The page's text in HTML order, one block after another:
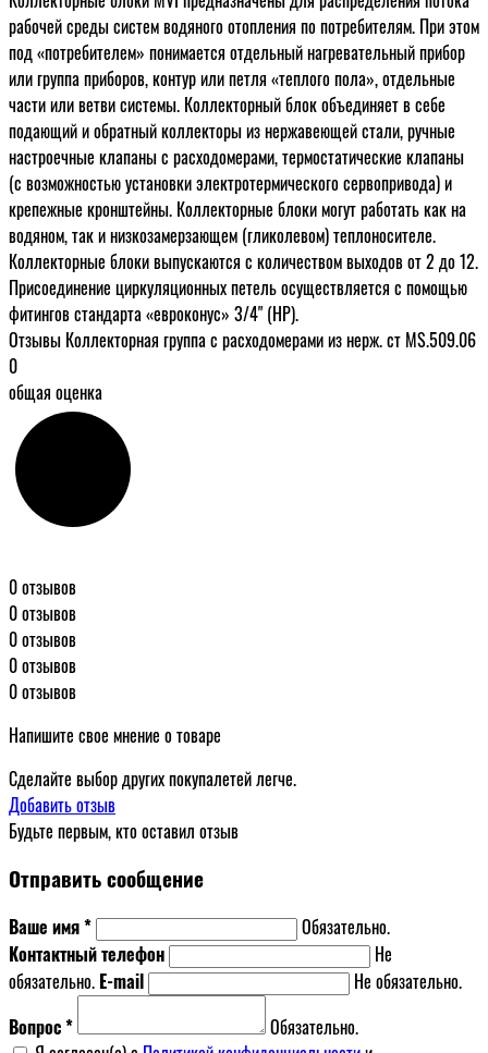
рабочей среды систем водяного отопления по потребителям. При этом
под «потребителем» понимается отдельный нагревательный прибор
или группа приборов, контур или петля «теплого пола», отдельные
части или ветви системы. Коллекторный блок объединяет в себе
подающий и обратный коллекторы из нержавеющей стали, ручные
настроечные клапаны c расходомерами, термостатические клапаны
(с возможностью установки электротермического сервопривода) и
крепежные кронштейны. Коллекторные блоки могут работать как на
водяном, так и низкозамерзающем (гликолевом) теплоносителе.
Коллекторные блоки выпускаются с количеством выходов от 2 до 12.
Присоединение циркуляционных петель осуществляется с помощью
фитингов стандарта «евроконус» 3/4" (НР).
Отзывы Коллекторная группа с расходомерами из нерж. ст MS.509.06
0
общая оценка
0 отзывов
0 отзывов
0 отзывов
0 отзывов
0 отзывов
Напишите свое мнение о товаре
Сделайте выбор других покупалетей легче.
Добавить отзыв
Будьте первым, кто оставил отзыв
Отправить сообщение
Ваше имя *
Обязательно.
Контактный телефон
Не
обязательно. E-mail
Не обязательно.
Вопрос *
Обязательно.